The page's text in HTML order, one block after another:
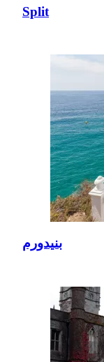
Split
بنيدورم